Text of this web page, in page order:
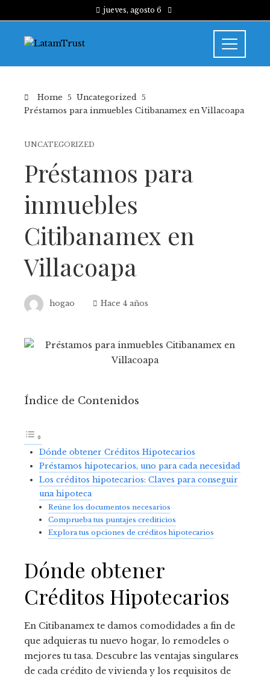
jueves, agosto 6
Home
Uncategorized
Préstamos para inmuebles Citibanamex en Villacoapa
UNCATEGORIZED
Préstamos para
inmuebles
Citibanamex en
Villacoapa
hogao Hace 4 años
Índice de Contenidos
Dónde obtener Créditos Hipotecarios
Préstamos hipotecarios, uno para cada necesidad
Los créditos hipotecarios: Claves para conseguir
una hipoteca
Reúne los documentos necesarios
Comprueba tus puntajes crediticios
Explora tus opciones de créditos hipotecarios
Dónde obtener
Créditos Hipotecarios
En Citibanamex te damos comodidades a fin de
que adquieras tu nuevo hogar, lo remodeles o
mejores tu tasa. Descubre las ventajas singulares
de cada crédito de vivienda y los requisitos de